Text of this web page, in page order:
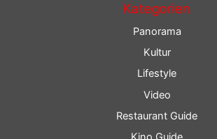
Kategorien
Panorama
Kultur
Lifestyle
Video
Restaurant Guide